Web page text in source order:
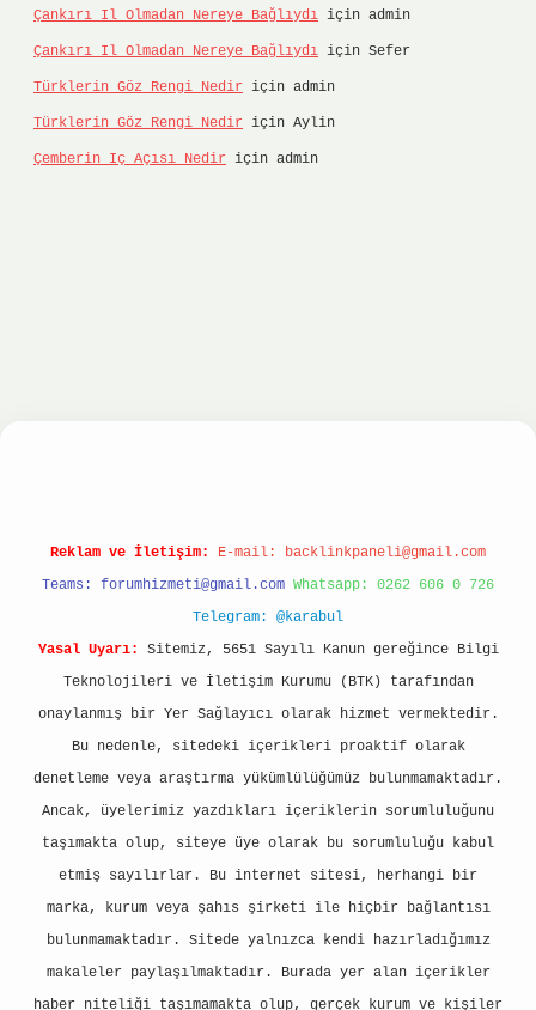
Çankırı Il Olmadan Nereye Bağlıydı için admin
Çankırı Il Olmadan Nereye Bağlıydı için Sefer
Türklerin Göz Rengi Nedir için admin
Türklerin Göz Rengi Nedir için Aylin
Çemberin Iç Açısı Nedir için admin
Reklam ve İletişim: E-mail: backlinkpaneli@gmail.com
Teams: forumhizmeti@gmail.com Whatsapp: 0262 606 0 726
Telegram: @karabul
Yasal Uyarı:
Sitemiz, 5651 Sayılı Kanun gereğince Bilgi
Teknolojileri ve İletişim Kurumu (BTK) tarafından
onaylanmış bir Yer Sağlayıcı olarak hizmet vermektedir.
Bu nedenle, sitedeki içerikleri proaktif olarak
denetleme veya araştırma yükümlülüğümüz bulunmamaktadır.
Ancak, üyelerimiz yazdıkları içeriklerin sorumluluğunu
taşımakta olup, siteye üye olarak bu sorumluluğu kabul
etmiş sayılırlar. Bu internet sitesi, herhangi bir
marka, kurum veya şahıs şirketi ile hiçbir bağlantısı
bulunmamaktadır. Sitede yalnızca kendi hazırladığımız
makaleler paylaşılmaktadır. Burada yer alan içerikler
haber niteliği taşımamakta olup, gerçek kurum ve kişiler